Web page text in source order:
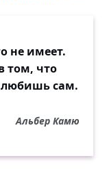
не имеет.
том, что
любишь сам.
Альбер Камю